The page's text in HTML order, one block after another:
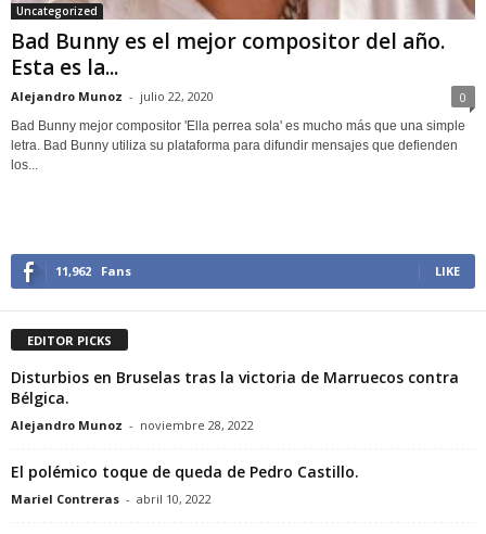
Uncategorized
Bad Bunny es el mejor compositor del año.
Esta es la...
Alejandro Munoz - julio 22, 2020 0
Bad Bunny mejor compositor 'Ella perrea sola' es mucho más que una simple
letra. Bad Bunny utiliza su plataforma para difundir mensajes que defienden
los...
11,962 Fans LIKE
EDITOR PICKS
Disturbios en Bruselas tras la victoria de Marruecos contra
Bélgica.
Alejandro Munoz - noviembre 28, 2022
El polémico toque de queda de Pedro Castillo.
Mariel Contreras - abril 10, 2022